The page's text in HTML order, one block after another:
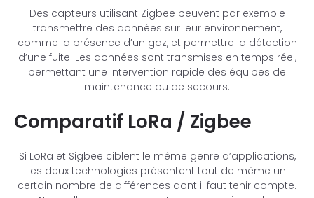
Des capteurs utilisant Zigbee peuvent par exemple
transmettre des données sur leur environnement,
comme la présence d’un gaz, et permettre la détection
d’une fuite. Les données sont transmises en temps réel,
permettant une intervention rapide des équipes de
maintenance ou de secours.
Comparatif LoRa / Zigbee
Si LoRa et Sigbee ciblent le même genre d’applications,
les deux technologies présentent tout de même un
certain nombre de différences dont il faut tenir compte.